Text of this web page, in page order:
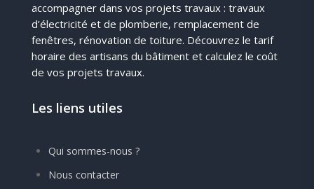
accompagner dans vos projets travaux : travaux
d’électricité et de plomberie, remplacement de
fenêtres, rénovation de toiture. Découvrez le tarif
horaire des artisans du bâtiment et calculez le coût
de vos projets travaux.
Les liens utiles
Qui sommes-nous ?
Nous contacter